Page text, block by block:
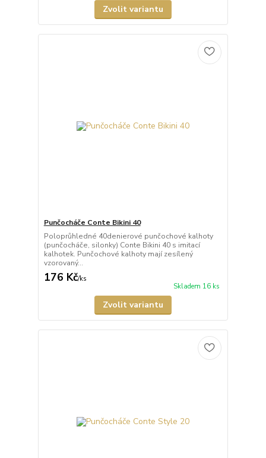
Zvolit variantu
Punčocháče Conte Bikini 40
Poloprůhledné 40denierové punčochové kalhoty
(punčocháče, silonky) Conte Bikini 40 s imitací
kalhotek. Punčochové kalhoty mají zesílený
vzorovaný...
176 Kč/ks
Skladem 16 ks
Zvolit variantu